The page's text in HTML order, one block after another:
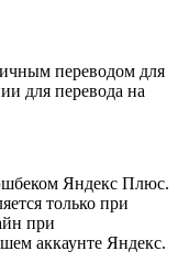
переводом для
для перевода на
Яндекс Плюс.
только при
при
аккаунте Яндекс.